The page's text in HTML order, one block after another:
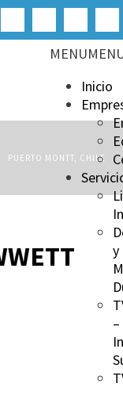
MENU
Inicio
y
–
PUERTO MONTT, CHILE